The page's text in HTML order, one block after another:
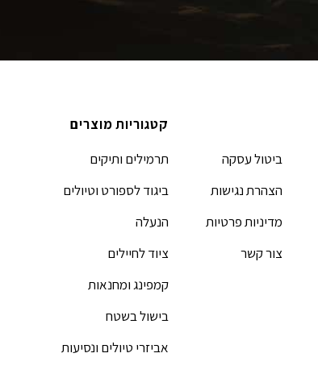
ביטול עסקה
הצהרת נגישות
מדיניות פרטיות
צור קשר
קטגוריות מוצרים
תרמילים ותיקים
ביגוד לספורט וטיולים
הנעלה
ציוד לחיילים
קמפינג ומחנאות
בישול בשטח
אביזרי טיולים ונסיעות